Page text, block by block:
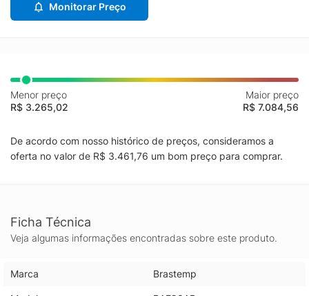
Monitorar Preço
Menor preço
R$ 3.265,02
Maior preço
R$ 7.084,56
De acordo com nosso histórico de preços, consideramos a
oferta no valor de R$ 3.461,76 um bom preço para comprar.
Ficha Técnica
Veja algumas informações encontradas sobre este produto.
Marca Brastemp